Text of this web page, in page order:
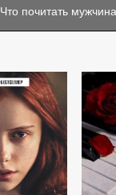
Что почитать